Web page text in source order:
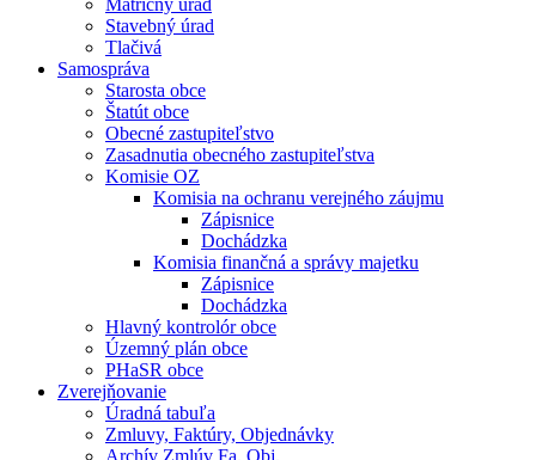
Matričný úrad
Stavebný úrad
Tlačivá
Samospráva
Starosta obce
Štatút obce
Obecné zastupiteľstvo
Zasadnutia obecného zastupiteľstva
Komisie OZ
Komisia na ochranu verejného záujmu
Zápisnice
Dochádzka
Komisia finančná a správy majetku
Zápisnice
Dochádzka
Hlavný kontrolór obce
Územný plán obce
PHaSR obce
Zverejňovanie
Úradná tabuľa
Zmluvy, Faktúry, Objednávky
Archív Zmlúv Fa. Obj.